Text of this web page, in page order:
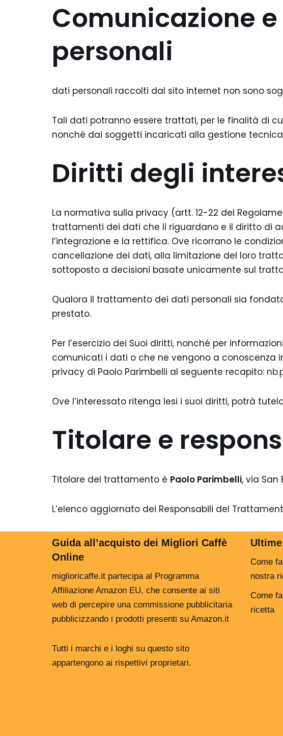
Comunicazione
personali
dati personali raccolti dal sito internet non sono
Tali dati potranno essere trattati, per le finalità di
nonché dai soggetti incaricati alla gestione
Diritti degli
La normativa sulla privacy (artt. 12-22 del
trattamenti dei dati che li riguardano e il diritto di
l’integrazione e la rettifica. Ove ricorrano le
cancellazione dei dati, alla limitazione del loro
sottoposto a decisioni basate unicamente sul
Qualora il trattamento dei dati personali sia
prestato.
Per l’esercizio dei Suoi diritti, nonché per
comunicati i dati o che ne vengono a conoscenza
privacy di Paolo Parimbelli al seguente recapito:
Ove l’interessato ritenga lesi i suoi diritti, potrà
Titolare e
Titolare del trattamento è Paolo Parimbelli, via San
L’elenco aggiornato dei Responsabili del
Guida all’acquisto dei Migliori Caffè
Online
miglioricaffe.it partecipa al Programma
Affiliazione Amazon EU, che consente ai siti
web di percepire una commissione pubblicitaria
pubblicizzando i prodotti presenti su Amazon.it
Tutti i marchi e i loghi su questo sito
appartengono ai rispettivi proprietari.
Come
nostra
Come
ricetta